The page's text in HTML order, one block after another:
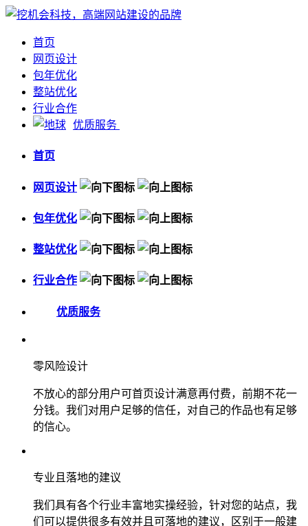
首页
网页设计
包年优化
整站优化
行业合作
优质服务
首页
网页设计
包年优化
整站优化
行业合作
优质服务
零风险设计
不放心的部分用户可首页设计满意再付费，前期不花一
分钱。我们对用户足够的信任，对自己的作品也有足够
的信心。
专业且落地的建议
我们具有各个行业丰富地实操经验，针对您的站点，我
们可以提供很多有效并且可落地的建议，区别于一般建